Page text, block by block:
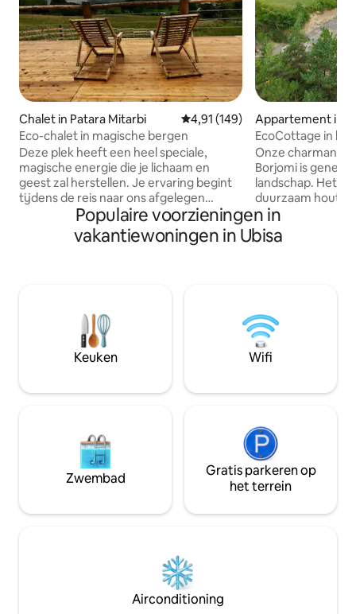
Chalet in Patara Mitarbi Gemiddelde beoordeling van
4,91 (149)
Eco-chalet in magische bergen
Deze plek heeft een heel speciale,
magische energie die je lichaam en
geest zal herstellen. Je ervaring begint
tijdens de reis naar ons afgelegen
dorpje met 16 huizen. De weg is mooi,
romantisch en soms ben je er versteld
van. Soms is het een uitdaging, dus een
het heeft al verschillende geweldige
kunstwerken en muziek geproduceerd.
Dus kom en geniet ervan!
Appartement in
EcoCottage in
Onze charmante
Borjomi is
landschap. Het
duurzaam hout,
natuurlijke
ramen zorgen
bieden een
warmte en kleur.
worden
creëren een
Populaire voorzieningen in
vakantiewoningen in Ubisa
Keuken Wifi
Zwembad
Gratis parkeren op
het terrein
Airconditioning